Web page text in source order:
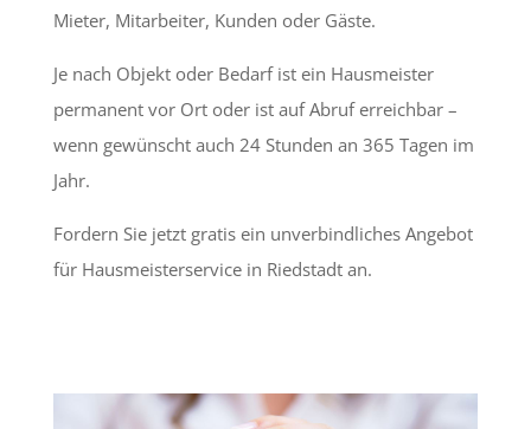
Mieter, Mitarbeiter, Kunden oder Gäste.
Je nach Objekt oder Bedarf ist ein Hausmeister
permanent vor Ort oder ist auf Abruf erreichbar –
wenn gewünscht auch 24 Stunden an 365 Tagen im
Jahr.
Fordern Sie jetzt gratis ein unverbindliches Angebot
für Hausmeisterservice in Riedstadt an.